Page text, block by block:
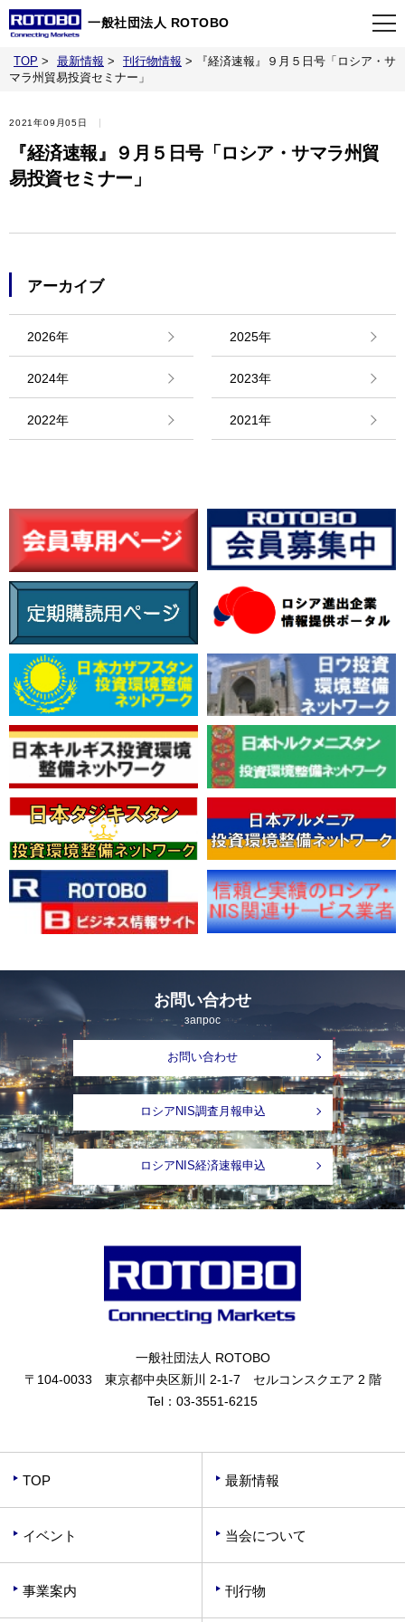
一般社団法人 ROTOBO
TOP
最新情報
当会について
刊行物
情報館
TOP > 最新情報 > 刊行物情報 >
『経済速報』９月５日号「ロシア・サ
マラ州貿易投資セミナー」
2021年09月05日
『経済速報』９月５日号「ロシア・サマラ州貿
易投資セミナー」
アーカイブ
2026年 2025年
2024年 2023年
2022年 2021年
お問い合わせ
запрос
お問い合わせ
ロシアNIS調査月報申込
ロシアNIS経済速報申込
一般社団法人 ROTOBO
〒104-0033 東京都中央区新川 2-1-7 セルコンスクエア 2 階
Tel： 03-3551-6215
TOP 最新情報
イベント 当会について
事業案内 刊行物